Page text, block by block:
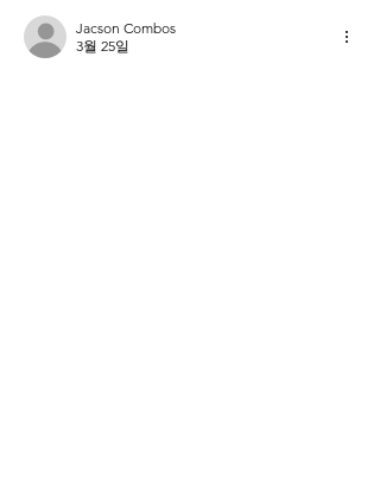
Jacson Combos
3월 25일